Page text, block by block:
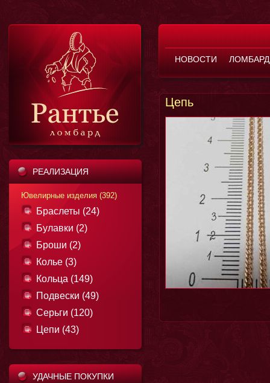
НОВОСТИ ЛОМБАРД
РЕАЛИЗАЦИЯ
Ювелирные изделия (392)
Браслеты (24)
Булавки (2)
Броши (2)
Колье (3)
Кольца (149)
Подвески (49)
Серьги (120)
Цепи (43)
УДАЧНЫЕ ПОКУПКИ
Цепь